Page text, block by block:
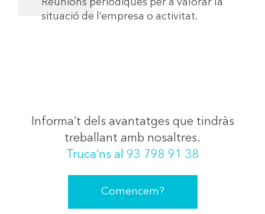
Reunions periòdiques per a valorar la
situació de l’empresa o activitat.
Informa’t dels avantatges que tindràs
treballant amb nosaltres.
Truca’ns al 93 798 91 38
Comencem?